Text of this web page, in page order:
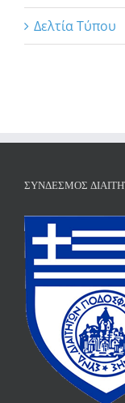
Δελτία Τύπου
ΣΎΝΔΕΣΜΟΣ